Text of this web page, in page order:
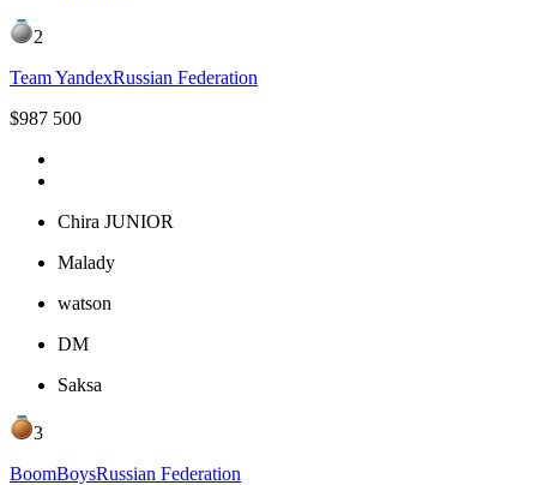
2
Team YandexRussian Federation
$987 500
Chira JUNIOR
Malady
watson
DM
Saksa
3
BoomBoysRussian Federation